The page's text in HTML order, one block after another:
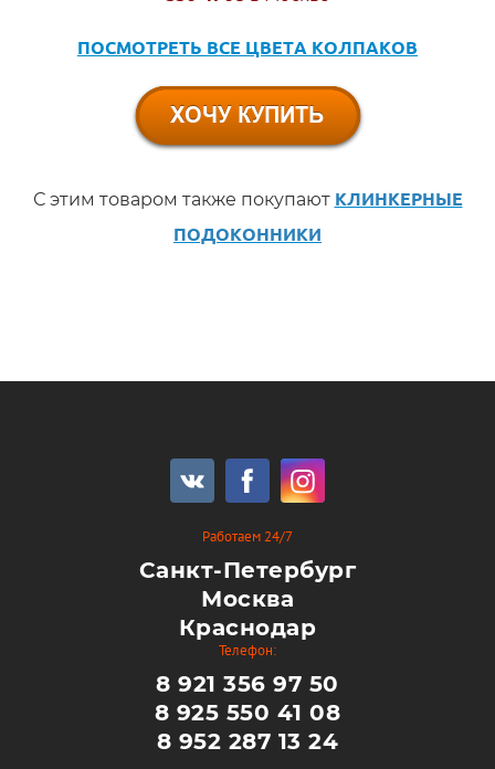
ПОСМОТРЕТЬ ВСЕ ЦВЕТА КОЛПАКОВ
С этим товаром также покупают КЛИНКЕРНЫЕ
ПОДОКОННИКИ
Работаем 24/7
Санкт-Петербург
Москва
Краснодар
Телефон:
8 921 356 97 50
8 925 550 41 08
8 952 287 13 24